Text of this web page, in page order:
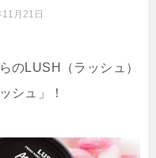
月21日
のLUSH（ラッシュ）
シュ」！